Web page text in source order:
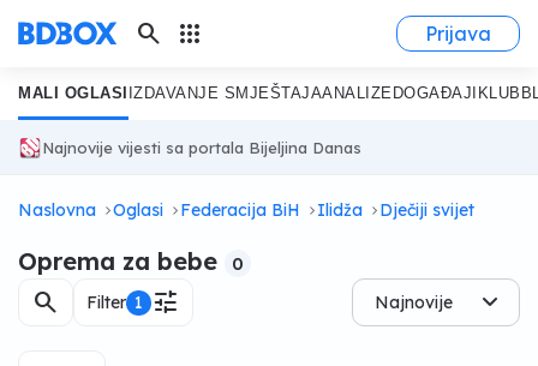
search apps Prijava
MALI OGLASI IZDAVANJE SMJEŠTAJAANALIZE DOGAĐAJI KLUB
Najnovije vijesti sa portala Bijeljina Danas
Naslovna Oglasi Federacija BiH Ilidža Dječiji svijet
Oprema za bebe 0
search Filter 1 tune Najnovije